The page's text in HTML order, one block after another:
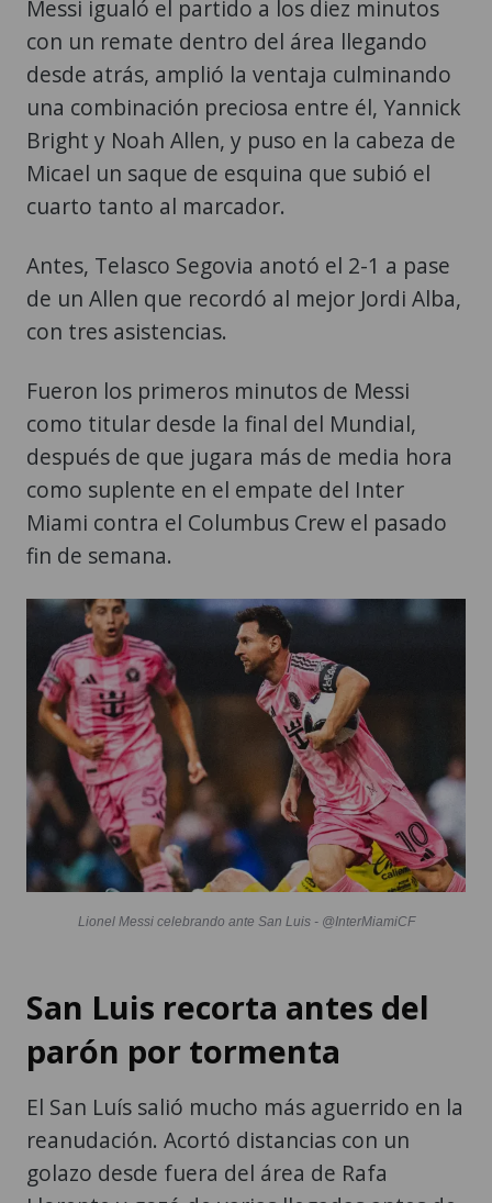
Messi igualó el partido a los diez minutos
con un remate dentro del área llegando
desde atrás, amplió la ventaja culminando
una combinación preciosa entre él, Yannick
Bright y Noah Allen, y puso en la cabeza de
Micael un saque de esquina que subió el
cuarto tanto al marcador.
Antes, Telasco Segovia anotó el 2-1 a pase
de un Allen que recordó al mejor Jordi Alba,
con tres asistencias.
Fueron los primeros minutos de Messi
como titular desde la final del Mundial,
después de que jugara más de media hora
como suplente en el empate del Inter
Miami contra el Columbus Crew el pasado
fin de semana.
Lionel Messi celebrando ante San Luis - @InterMiamiCF
San Luis recorta antes del
parón por tormenta
El San Luís salió mucho más aguerrido en la
reanudación. Acortó distancias con un
golazo desde fuera del área de Rafa